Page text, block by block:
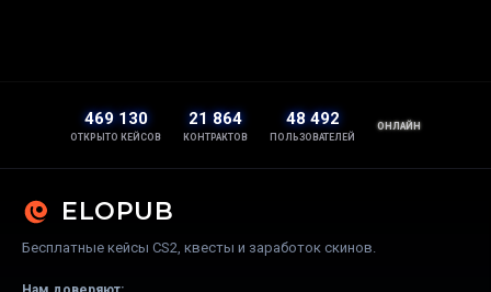
469 130
ОТКРЫТО КЕЙСОВ
21 864
КОНТРАКТОВ
48 492
ПОЛЬЗОВАТЕЛЕЙ
ОНЛАЙН
ELOPUB
Бесплатные кейсы CS2, квесты и заработок скинов.